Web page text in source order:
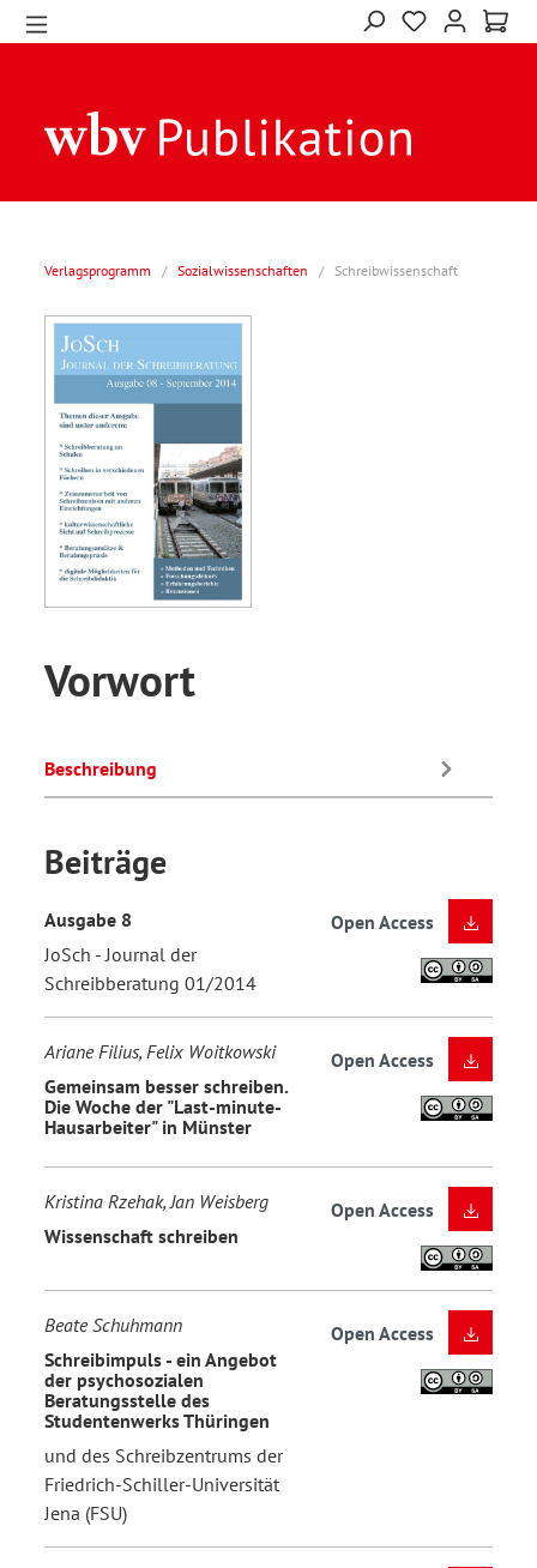
Verlagsprogramm / Sozialwissenschaften / Schreibwissenschaft
Vorwort
Beschreibung
Beiträge
Ausgabe 8
JoSch - Journal der
Schreibberatung 01/2014
Open Access
Ariane Filius, Felix Woitkowski
Gemeinsam besser schreiben.
Die Woche der "Last-minute-
Hausarbeiter" in Münster
Open Access
Kristina Rzehak, Jan Weisberg
Wissenschaft schreiben
Open Access
Beate Schuhmann
Schreibimpuls - ein Angebot
der psychosozialen
Beratungsstelle des
Studentenwerks Thüringen
und des Schreibzentrums der
Friedrich-Schiller-Universität
Jena (FSU)
Open Access